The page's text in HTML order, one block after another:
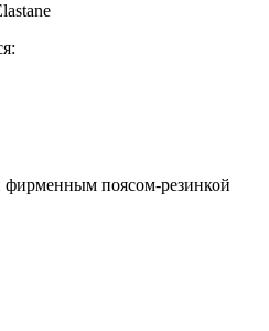
поясом-резинкой